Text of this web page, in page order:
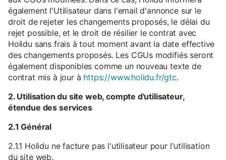
également l'Utilisateur dans l'email d'annonce sur le
droit de rejeter les changements proposés, le délai du
rejet possible, et le droit de résilier le contrat avec
Holidu sans frais à tout moment avant la date effective
des changements proposés. Les CGUs modifiés seront
également disponibles comme un nouveau texte de
contrat mis à jour à https://www.holidu.fr/gtc.
2. Utilisation du site web, compte d'utilisateur,
étendue des services
2.1 Général
2.1.1 Holidu ne facture pas l'utilisateur pour l'utilisation
du site web.